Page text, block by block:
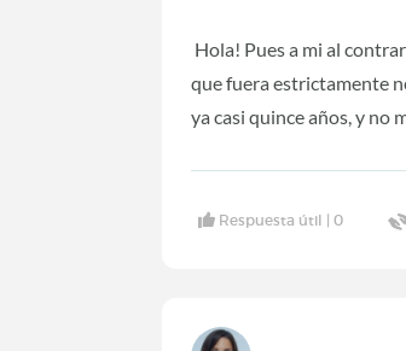
Hola! Pues a mi al
que fuera estrictamente
ya casi quince años, y no
Respuesta útil |0